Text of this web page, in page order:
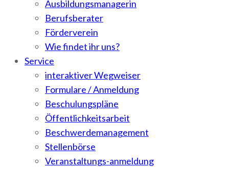
Ausbildungsmanagerin
Berufsberater
Förderverein
Wie findet ihr uns?
Service
interaktiver Wegweiser
Formulare / Anmeldung
Beschulungspläne
Öffentlichkeitsarbeit
Beschwerdemanagement
Stellenbörse
Veranstaltungs-anmeldung